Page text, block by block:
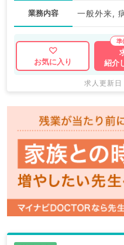
業務内容 一般外来,
お気に入り
紹介
求人更新